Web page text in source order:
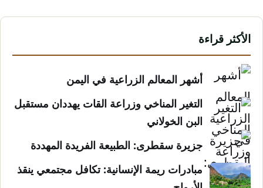
الأكثر قراءة
أشهر المعالم الزراعية في اليمن
التغير المناخي وزراعة القات يهددان مستقبل
البن الخولاني
جزيرة سقطرى: الطبيعة الفريدة المهددة
مبادرات ريمة الإنسانية: تكافل مجتمعي ينقذ